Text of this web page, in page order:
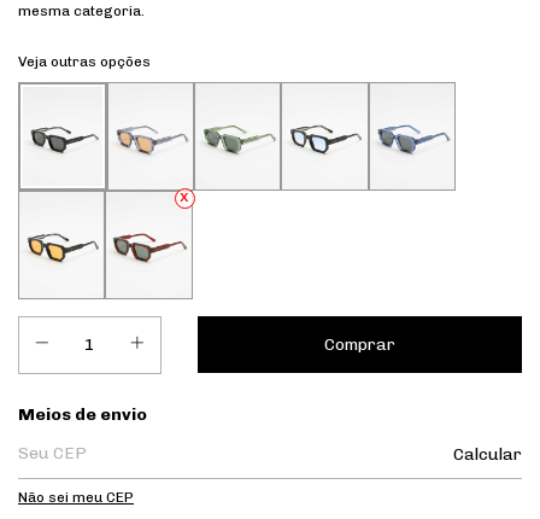
mesma categoria.
Veja outras opções
Entregas para o CEP:
Meios de envio
Calcular
Não sei meu CEP